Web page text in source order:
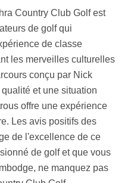
Country Club Golf est
de golf qui
de classe
les merveilles culturelles
conçu par Nick
et une situation
offre une expérience
Les avis positifs des
de l'excellence de ce
de golf et que vous
ne manquez pas